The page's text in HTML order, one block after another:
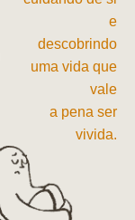
e
descobrindo
uma vida que
vale
a pena ser
vivida.